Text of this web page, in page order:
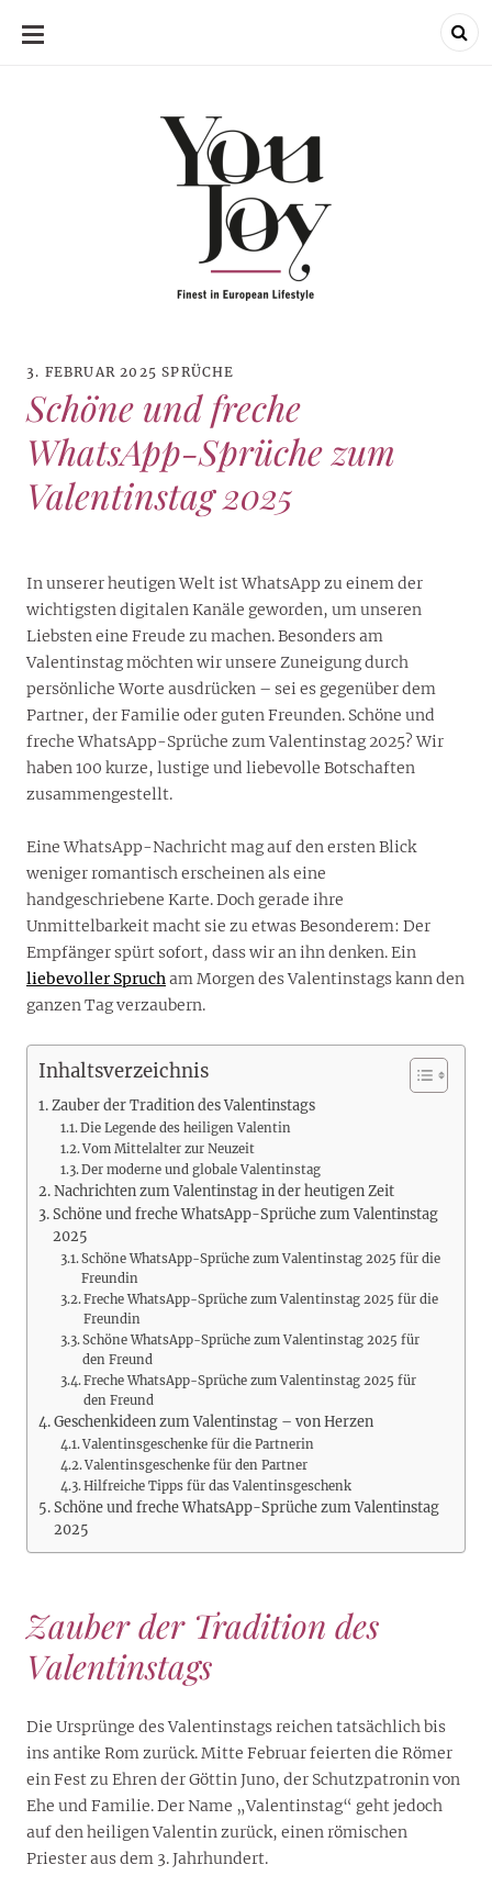
SKIP
3. FEBRUAR 2025 SPRÜCHE
Schöne und freche
WhatsApp-Sprüche zum
Valentinstag 2025
In unserer heutigen Welt ist WhatsApp zu einem der
wichtigsten digitalen Kanäle geworden, um unseren
Liebsten eine Freude zu machen. Besonders am
Valentinstag möchten wir unsere Zuneigung durch
persönliche Worte ausdrücken – sei es gegenüber dem
Partner, der Familie oder guten Freunden. Schöne und
freche WhatsApp-Sprüche zum Valentinstag 2025? Wir
haben 100 kurze, lustige und liebevolle Botschaften
zusammengestellt.
Eine WhatsApp-Nachricht mag auf den ersten Blick
weniger romantisch erscheinen als eine
handgeschriebene Karte. Doch gerade ihre
Unmittelbarkeit macht sie zu etwas Besonderem: Der
Empfänger spürt sofort, dass wir an ihn denken. Ein
liebevoller Sprucham Morgen des Valentinstags kann den
ganzen Tag verzaubern.
Inhaltsverzeichnis
Zauber der Tradition des Valentinstags
Die Legende des heiligen Valentin
Vom Mittelalter zur Neuzeit
Der moderne und globale Valentinstag
Nachrichten zum Valentinstag in der heutigen Zeit
Schöne und freche WhatsApp-Sprüche zum Valentinstag
2025
Schöne WhatsApp-Sprüche zum Valentinstag 2025 für die
Freundin
Freche WhatsApp-Sprüche zum Valentinstag 2025 für die
Freundin
Schöne WhatsApp-Sprüche zum Valentinstag 2025 für
den Freund
Freche WhatsApp-Sprüche zum Valentinstag 2025 für
den Freund
Geschenkideen zum Valentinstag – von Herzen
Valentinsgeschenke für die Partnerin
Valentinsgeschenke für den Partner
Hilfreiche Tipps für das Valentinsgeschenk
Schöne und freche WhatsApp-Sprüche zum Valentinstag
2025
Zauber der Tradition des
Valentinstags
Die Ursprünge des Valentinstags reichen tatsächlich bis
ins antike Rom zurück. Mitte Februar feierten die Römer
ein Fest zu Ehren der Göttin Juno, der Schutzpatronin von
Ehe und Familie. Der Name „Valentinstag“ geht jedoch
auf den heiligen Valentin zurück, einen römischen
Priester aus dem 3. Jahrhundert.